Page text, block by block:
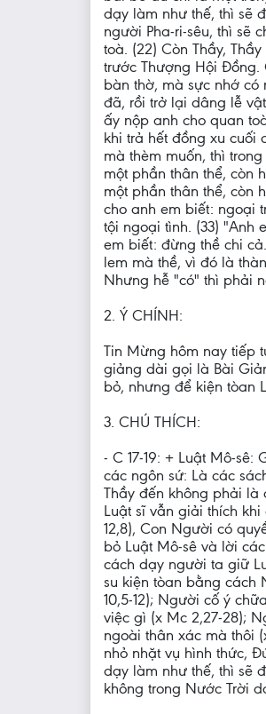
dạy làm như thế, thì sẽ
người Pha-ri-sêu, thì sẽ
toà. (22) Còn Thầy,
trước Thượng Hội
bàn thờ, mà sực nhớ
đã, rồi trở lại dâng lễ
ấy nộp anh cho quan
khi trả hết đồng xu cuối
mà thèm muốn, thì
một phần thân thể, còn
một phần thân thể, còn
cho anh em biết: ngoại
tội ngoại tình. (33) "Anh
em biết: đừng thề chi
lem mà thề, vì đó là
Nhưng hễ "có" thì phải
2. Ý CHÍNH:
Tin Mừng hôm nay tiếp
giảng dài gọi là Bài
bỏ, nhưng để kiện tòan
3. CHÚ THÍCH:
- C 17-19: + Luật Mô-
các ngôn sứ: Là các
Thầy đến không phải
Luật sĩ vẫn giải thích
12,8), Con Người có
bỏ Luật Mô-sê và lời
cách dạy người ta giữ
su kiện tòan bằng cách
10,5-12); Người cố ý
việc gì (x Mc 2,27-28);
ngoài thân xác mà thôi
nhỏ nhặt vụ hình thức,
dạy làm như thế, thì sẽ
không trong Nước Trời